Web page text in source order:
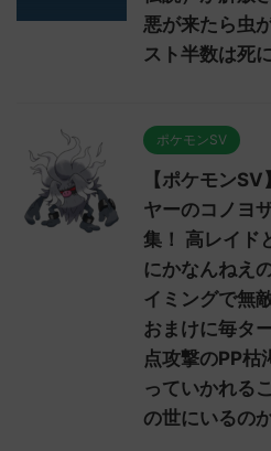
悪が来たら虫
スト半数は死
ポケモンSV
【ポケモン
ヤーのコノヨ
集！ 高レイド
にかなんねえ
イミングで無
おまけに毎タ
点攻撃のPP枯
っていかれる
の世にいるの